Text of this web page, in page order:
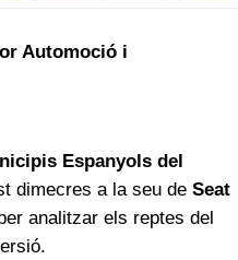
Automoció i
Espanyols del
dimecres a la seu de Seat
analitzar els reptes del